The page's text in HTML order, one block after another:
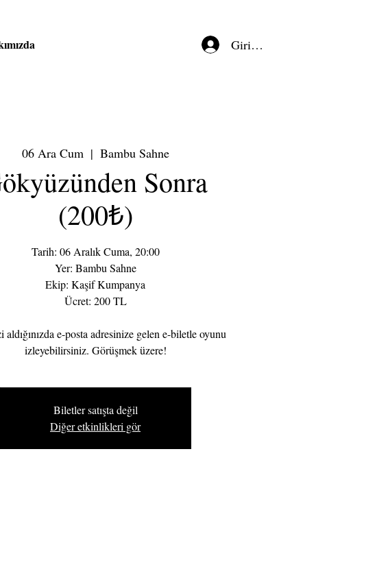
Giriş/Kayıt
06 Ara Cum
  |
Bambu Sahne
Sonra
(200₺)
Tarih: 06 Aralık Cuma, 20:00
Yer: Bambu Sahne
Ekip: Kaşif Kumpanya
Ücret: 200 TL
e-posta adresinize gelen e-biletle oyunu
izleyebilirsiniz. Görüşmek üzere!
Biletler satışta değil
Diğer etkinlikleri gör